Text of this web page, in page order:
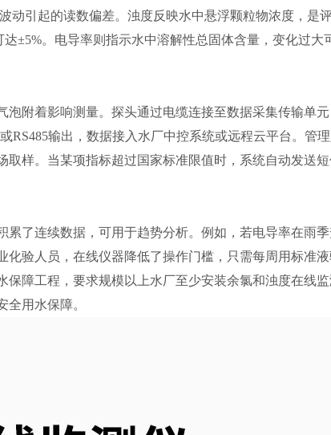
动引起的读数偏差。浊度反映水中悬浮颗粒物浓度，是
±5%。电导率则指示水中溶解性总固体含量，变化过大
附着影响测量。探头通过电缆连接至数据采集传输单
RS485输出，数据接入水厂中控系统或远程云平台。管
样。当某项指标超过国家标准限值时，系统自动发送
了连续数据，可用于趋势分析。例如，若电导率在雨
验人员，在线仪器降低了操作门槛，只需每周用标准
障工程，要求规模以上水厂至少安装余氯和浊度在线
用水保障。